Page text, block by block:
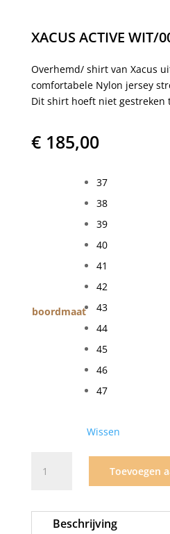
XACUS ACTIVE WIT/
Overhemd/ shirt van Xacus
comfortabele Nylon jersey
Dit shirt hoeft niet gestreken
€185,00
boordmaat
37
38
39
40
41
42
43
44
45
46
47
Wissen
active
Toevoegen
Beschrijving